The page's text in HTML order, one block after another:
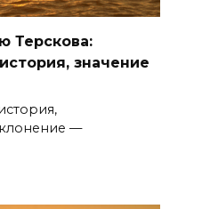
Терскова:
значение
—